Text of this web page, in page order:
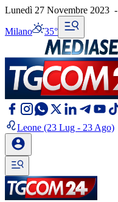
Lunedì 27 Novembre 2023 -
Milano 35°
Leone (23 Lug - 23 Ago)